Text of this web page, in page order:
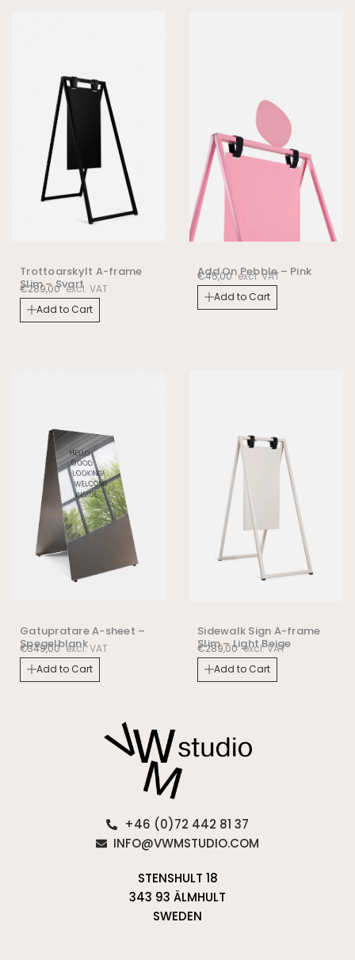
Trottoarskylt A-frame
Slim – Svart
€289,00 excl. VAT
Add to Cart
Add On Pebble – Pink
€45,00 excl. VAT
Add to Cart
Gatupratare A-sheet –
Spegelblank
€349,00 excl. VAT
Add to Cart
Sidewalk Sign A-frame
Slim – Light Beige
€289,00 excl. VAT
Add to Cart
+46 (0)72 442 81 37
INFO@VWMSTUDIO.COM
STENSHULT 18
343 93 ÄLMHULT
SWEDEN